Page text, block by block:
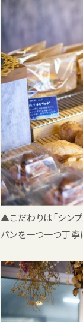
▲こだわりは「シン
パンを一つ一つ丁寧